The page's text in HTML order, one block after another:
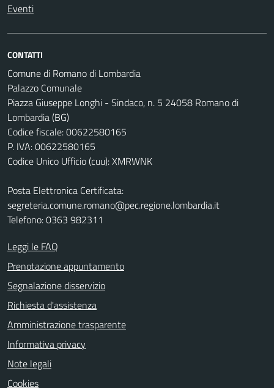
Eventi
CONTATTI
Comune di Romano di Lombardia
Palazzo Comunale
Piazza Giuseppe Longhi - Sindaco, n. 5 24058 Romano di
Lombardia (BG)
Codice fiscale: 00622580165
P. IVA: 00622580165
Codice Unico Ufficio (cuu): XMRWNK
Posta Elettronica Certificata:
segreteria.comune.romano@pec.regione.lombardia.it
Telefono: 0363 982311
Leggi le FAQ
Prenotazione appuntamento
Segnalazione disservizio
Richiesta d'assistenza
Amministrazione trasparente
Informativa privacy
Note legali
Cookies